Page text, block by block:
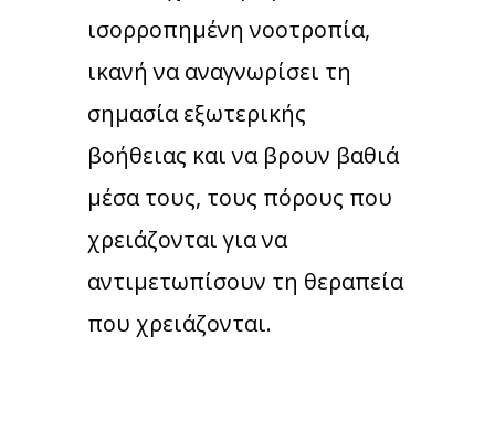
ισορροπημένη νοοτροπία,
ικανή να αναγνωρίσει τη
σημασία εξωτερικής
βοήθειας και να βρουν βαθιά
μέσα τους, τους πόρους που
χρειάζονται για να
αντιμετωπίσουν τη θεραπεία
που χρειάζονται.